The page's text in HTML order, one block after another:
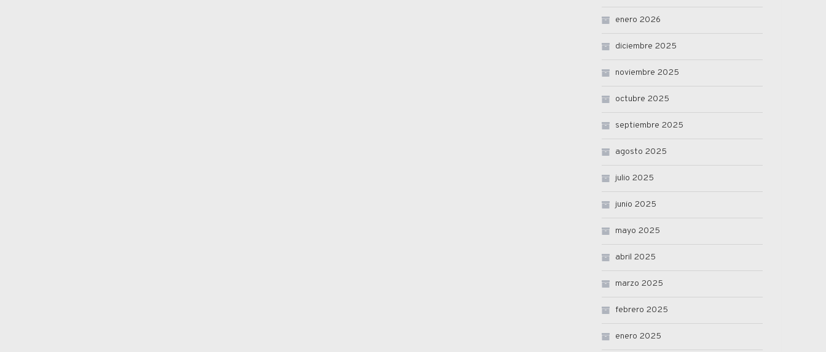
enero 2026
diciembre 2025
noviembre 2025
octubre 2025
septiembre 2025
agosto 2025
julio 2025
junio 2025
mayo 2025
abril 2025
marzo 2025
febrero 2025
enero 2025